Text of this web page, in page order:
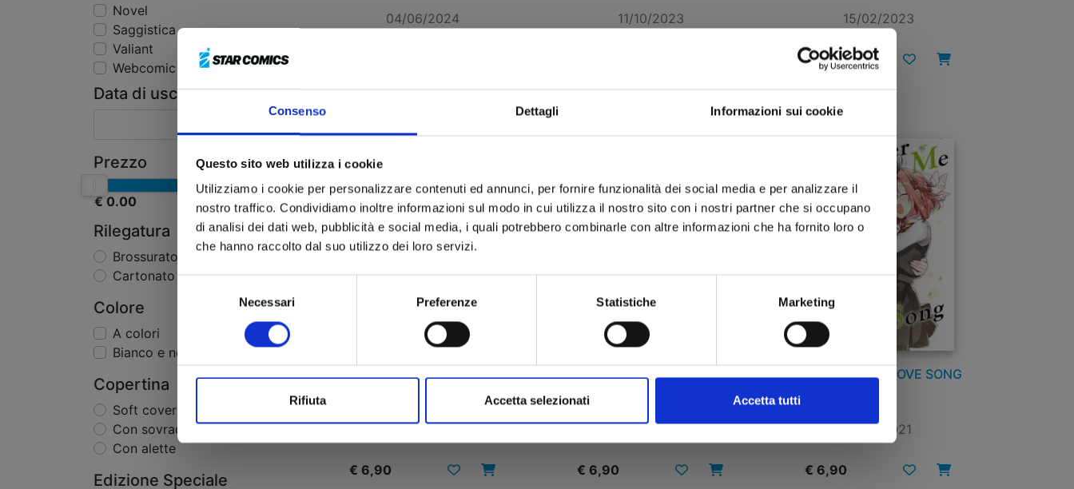
Consenso Dettagli Informazioni sui cookie
Questo sito web utilizza i cookie
Utilizziamo i cookie per personalizzare contenuti ed annunci, per fornire funzionalità dei social media e per analizzare il
nostro traffico. Condividiamo inoltre informazioni sul modo in cui utilizza il nostro sito con i nostri partner che si occupano
di analisi dei dati web, pubblicità e social media, i quali potrebbero combinarle con altre informazioni che ha fornito loro o
che hanno raccolto dal suo utilizzo dei loro servizi.
Necessari Preferenze Statistiche Marketing
Rifiuta Accetta selezionati Accetta tutti
Novel
Saggistica
Valiant
Webcomic
Data di uscita
Prezzo
€ 0.00 € 50.00
Rilegatura
Brossurato
Cartonato
Colore
A colori
Bianco e nero
Copertina
Soft cover
Con sovraccoperta
Con alette
Edizione Speciale
04/06/2024 11/10/2023 15/02/2023
€ 6,90
WHISPER ME A LOVE SONG
30/03/2022
€ 6,90
WHISPER ME A LOVE SONG
02/02/2022
€ 6,90
WHISPER ME A LOVE SONG
01/12/2021
€ 6,90